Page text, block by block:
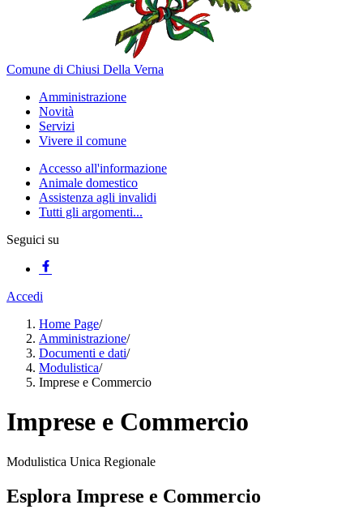
Comune di Chiusi Della Verna
Amministrazione
Novità
Servizi
Vivere il comune
Accesso all'informazione
Animale domestico
Assistenza agli invalidi
Tutti gli argomenti...
Seguici su
Accedi
Home Page/
Amministrazione/
Documenti e dati/
Modulistica/
Imprese e Commercio
Imprese e Commercio
Modulistica Unica Regionale
Esplora Imprese e Commercio